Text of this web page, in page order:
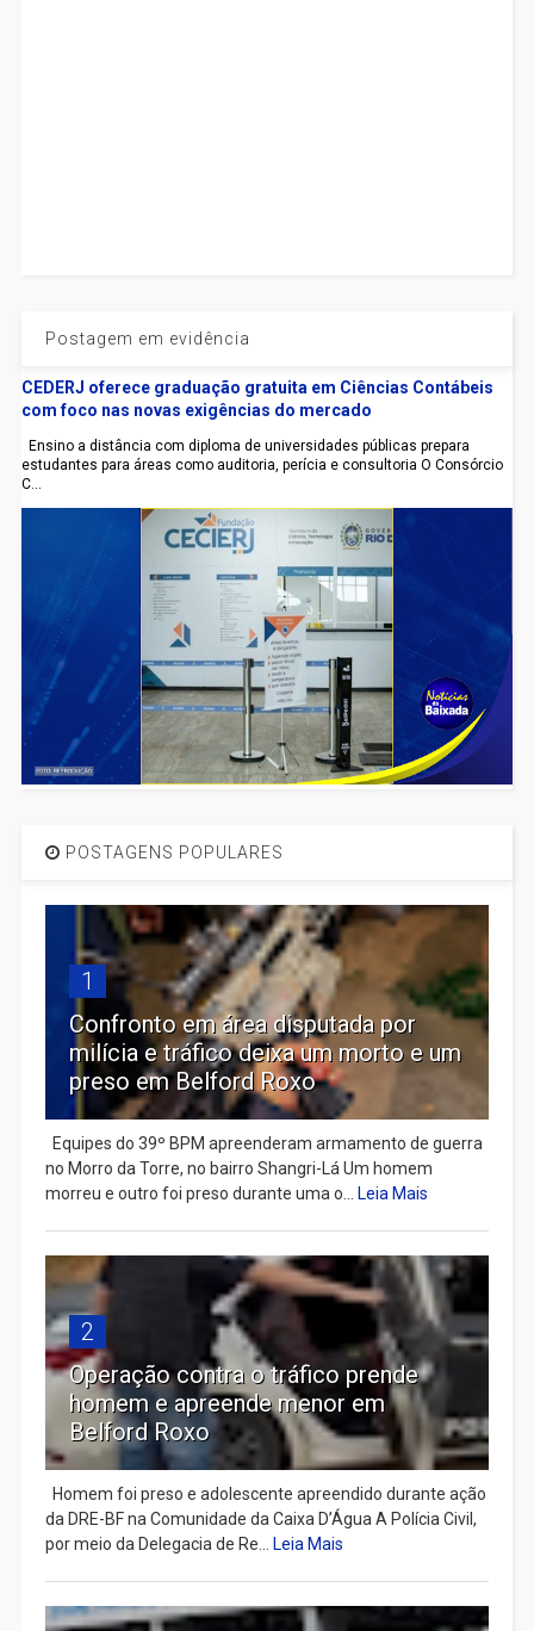
Postagem em evidência
CEDERJ oferece graduação gratuita em Ciências Contábeis
com foco nas novas exigências do mercado
Ensino a distância com diploma de universidades públicas prepara
estudantes para áreas como auditoria, perícia e consultoria O Consórcio
C...
POSTAGENS POPULARES
1
Confronto em área disputada por
milícia e tráfico deixa um morto e um
preso em Belford Roxo
Equipes do 39º BPM apreenderam armamento de guerra
no Morro da Torre, no bairro Shangri-Lá Um homem
morreu e outro foi preso durante uma o... Leia Mais
2
Operação contra o tráfico prende
homem e apreende menor em
Belford Roxo
Homem foi preso e adolescente apreendido durante ação
da DRE-BF na Comunidade da Caixa D’Água A Polícia Civil,
por meio da Delegacia de Re... Leia Mais